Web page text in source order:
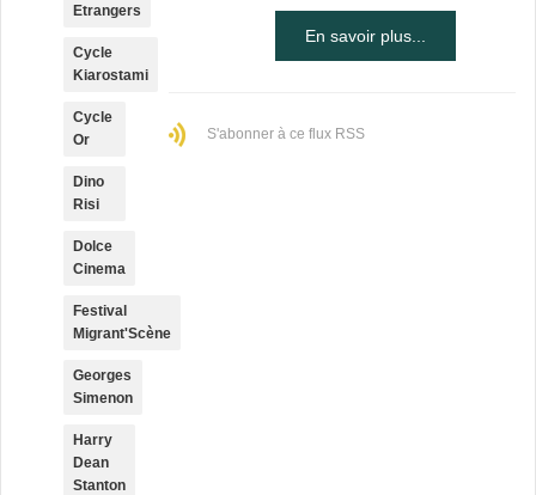
En savoir plus...
S'abonner à ce flux RSS
Etrangers
Cycle
Kiarostami
Cycle
Or
Dino
Risi
Dolce
Cinema
Festival
Migrant'Scène
Georges
Simenon
Harry
Dean
Stanton